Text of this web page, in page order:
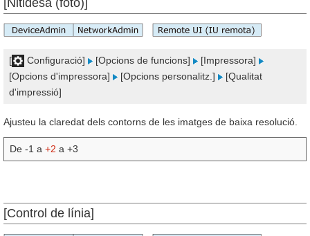
[Nitidesa (foto)]
[ Configuració] [Opcions de funcions]
[Impressora]
[Opcions d'impressora]
[Opcions personalitz.]
[Qualitat
d'impressió]
Ajusteu la claredat dels contorns de les imatges de baixa resolució.
De -1 a +2 a +3
[Control de línia]